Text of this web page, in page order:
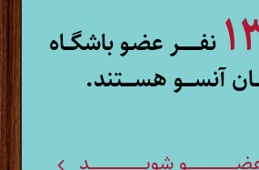
نفـــــــر عضـو باشگــاه
آنســــو هســــتند.
شویــــــــــــــــــــد